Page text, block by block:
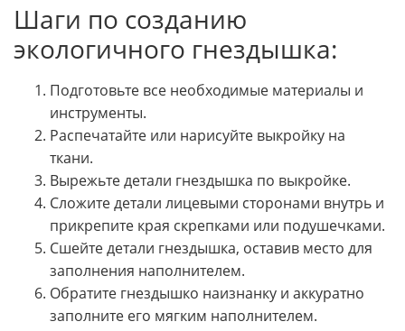
Шаги по созданию
экологичного гнездышка:
Подготовьте все необходимые материалы и
инструменты.
Распечатайте или нарисуйте выкройку на
ткани.
Вырежьте детали гнездышка по выкройке.
Сложите детали лицевыми сторонами внутрь и
прикрепите края скрепками или подушечками.
Сшейте детали гнездышка, оставив место для
заполнения наполнителем.
Обратите гнездышко наизнанку и аккуратно
заполните его мягким наполнителем.